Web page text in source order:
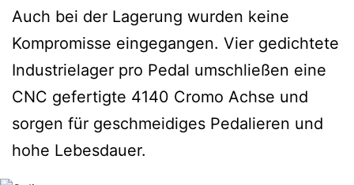
Auch bei der Lagerung wurden keine
Kompromisse eingegangen. Vier gedichtete
Industrielager pro Pedal umschließen eine
CNC gefertigte 4140 Cromo Achse und
sorgen für geschmeidiges Pedalieren und
hohe Lebesdauer.